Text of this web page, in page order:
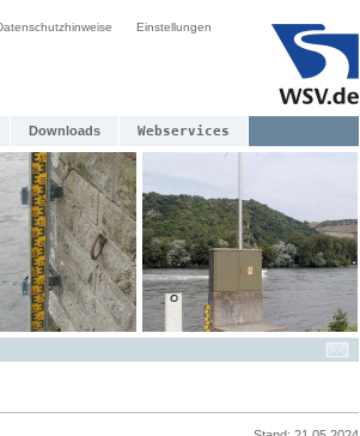
Einstellungen
Downloads Webservices